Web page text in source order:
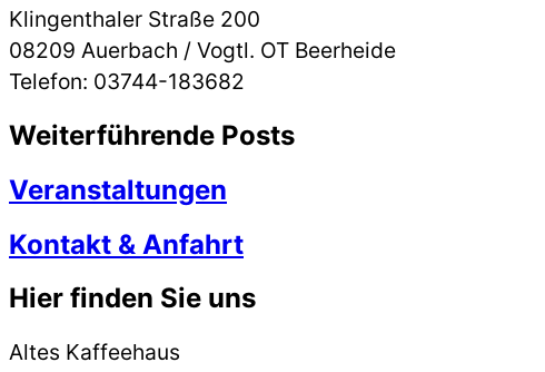
Klingenthaler Straße 200
08209 Auerbach / Vogtl. OT Beerheide
Telefon: 03744-183682
Weiterführende Posts
Veranstaltungen
Kontakt & Anfahrt
Hier finden Sie uns
Altes Kaffeehaus